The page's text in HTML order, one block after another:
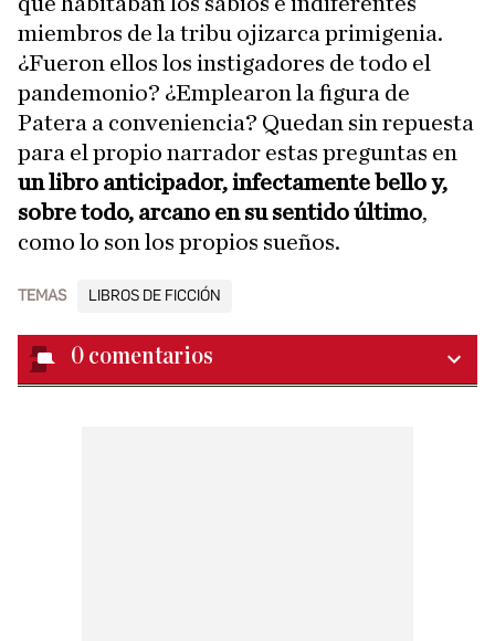
miembros de la tribu ojizarca primigenia.
¿Fueron ellos los instigadores de todo el
pandemonio? ¿Emplearon la figura de
Patera a conveniencia? Quedan sin repuesta
para el propio narrador estas preguntas en
un libro anticipador, infectamente bello y,
sobre todo, arcano en su sentido último,
como lo son los propios sueños.
TEMAS LIBROS DE FICCIÓN
0 comentarios